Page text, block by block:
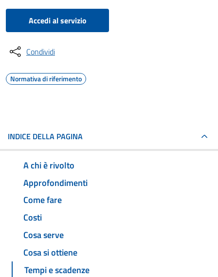
Accedi al servizio
Condividi
Normativa di riferimento
INDICE DELLA PAGINA
A chi è rivolto
Approfondimenti
Come fare
Costi
Cosa serve
Cosa si ottiene
Tempi e scadenze